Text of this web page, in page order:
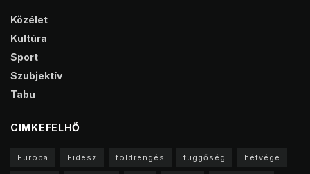
Közélet
Kultúra
Sport
Szubjektív
Tabu
CIMKEFELHŐ
Europa Fidesz földrengés függőség hétvége